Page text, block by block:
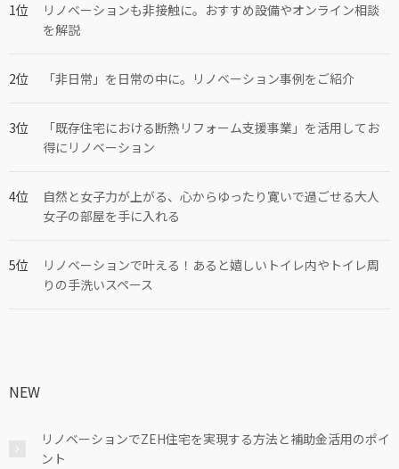
リノベーションも非接触に。おすすめ設備やオンライン相談
を解説
「非日常」を日常の中に。リノベーション事例をご紹介
「既存住宅における断熱リフォーム支援事業」を活用してお
得にリノベーション
自然と女子力が上がる、心からゆったり寛いで過ごせる大人
女子の部屋を手に入れる
リノベーションで叶える！あると嬉しいトイレ内やトイレ周
りの手洗いスペース
NEW
リノベーションでZEH住宅を実現する方法と補助金活用のポイ
ント